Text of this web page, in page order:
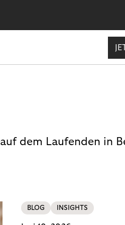
dem Laufenden in
BLOG INSIGHTS